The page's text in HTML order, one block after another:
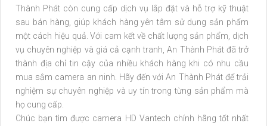
Thành Phát còn cung cấp dịch vụ lắp đặt và hỗ trợ kỹ thuật
sau bán hàng, giúp khách hàng yên tâm sử dụng sản phẩm
một cách hiệu quả. Với cam kết về chất lượng sản phẩm, dịch
vụ chuyên nghiệp và giá cả cạnh tranh, An Thành Phát đã trở
thành địa chỉ tin cậy của nhiều khách hàng khi có nhu cầu
mua sắm camera an ninh. Hãy đến với An Thành Phát để trải
nghiệm sự chuyên nghiệp và uy tín trong từng sản phẩm mà
họ cung cấp.
Chúc bạn tìm được camera HD Vantech chính hãng tốt nhất